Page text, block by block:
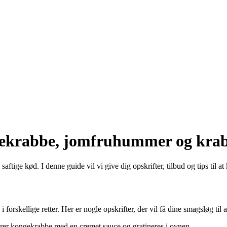
jomfruhummer og
kød. I denne guide vil vi give dig opskrifter, tilbud og tips til
retter. Her er nogle opskrifter, der vil få dine smagsløg til